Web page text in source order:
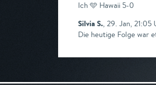
Ich 🩵 Hawaii 5-0
Silvia S., 29. Jan, 21:05
Die heutige Folge war